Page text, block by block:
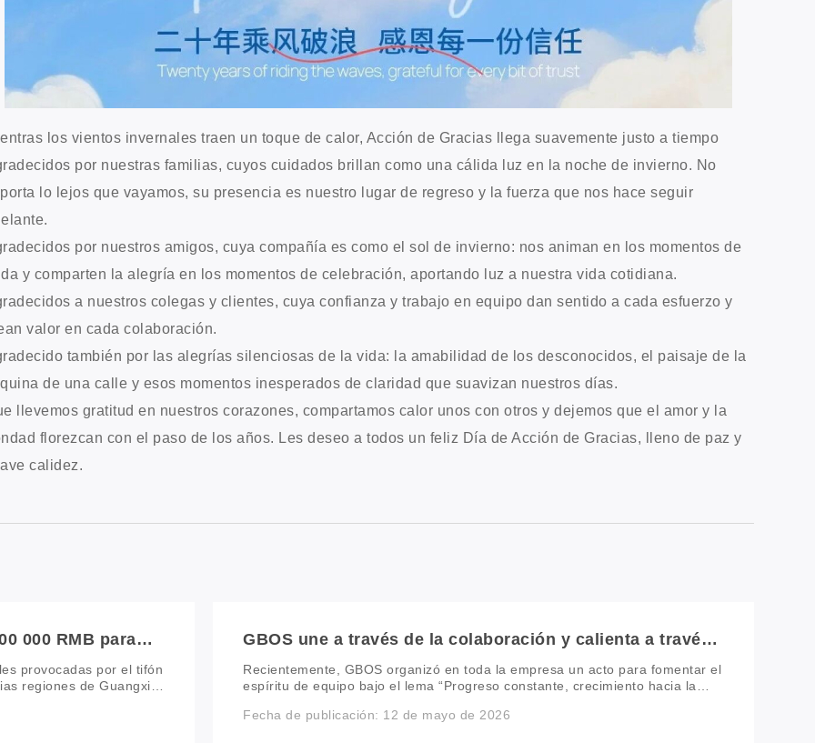
los vientos invernales traen un toque de calor, Acción de Gracias llega suavemente justo a tiempo
por nuestras familias, cuyos cuidados brillan como una cálida luz en la noche de invierno. No
lo lejos que vayamos, su presencia es nuestro lugar de regreso y la fuerza que nos hace seguir
por nuestros amigos, cuya compañía es como el sol de invierno: nos animan en los momentos de
y comparten la alegría en los momentos de celebración, aportando luz a nuestra vida cotidiana.
a nuestros colegas y clientes, cuya confianza y trabajo en equipo dan sentido a cada esfuerzo y
valor en cada colaboración.
también por las alegrías silenciosas de la vida: la amabilidad de los desconocidos, el paisaje de la
de una calle y esos momentos inesperados de claridad que suavizan nuestros días.
llevemos gratitud en nuestros corazones, compartamos calor unos con otros y dejemos que el amor y la
florezcan con el paso de los años. Les deseo a todos un feliz Día de Acción de Gracias, lleno de paz y
calidez.
000 RMB para
provocadas por el tifón
regiones de Guangxi,
ello, GBOS activó de
GBOS une a través de la colaboración y calienta a través
de GBOS
Recientemente, GBOS organizó en toda la empresa un acto para fomentar el
espíritu de equipo bajo el lema “Progreso constante, crecimiento hacia la
reunieron con un propósito común y energía renovada. A través de la
Fecha de publicación: 12 de mayo de 2026